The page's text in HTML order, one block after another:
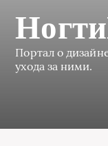
Портал о
ухода за ними.